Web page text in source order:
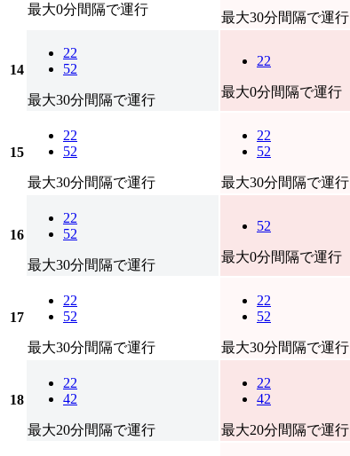
最大0分間隔で運行
最大30分間隔で運行
14
22
52
最大30分間隔で運行
22
最大0分間隔で運行
15
22
52
最大30分間隔で運行
22
52
最大30分間隔で運行
16
22
52
最大30分間隔で運行
52
最大0分間隔で運行
17
22
52
最大30分間隔で運行
22
52
最大30分間隔で運行
18
22
42
最大20分間隔で運行
22
42
最大20分間隔で運行